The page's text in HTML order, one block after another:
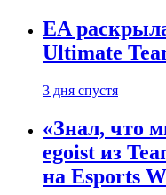
EA
Ultimate
3 дня спустя
«Знал, что
egoist из
на Esports